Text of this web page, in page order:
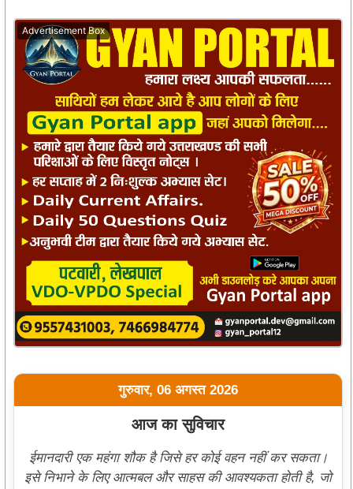
Advertisement Box
गुरुवार, 06 अगस्त 2026
आज का सुविचार
ईमानदारी एक महंगा शौक है जिसे हर कोई वहन नहीं कर सकता।
इसे निभाने के लिए आत्मबल और साहस की आवश्यकता होती है, जो